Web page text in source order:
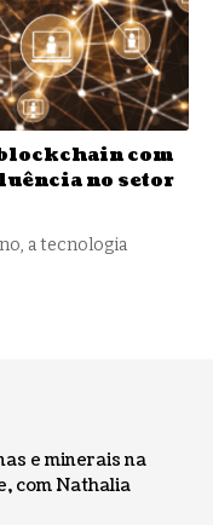
com
no setor
a tecnologia
e minerais na
com Nathalia